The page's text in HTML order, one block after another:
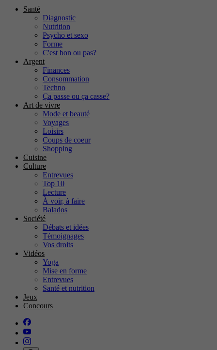
Santé
Diagnostic
Nutrition
Psycho et sexo
Forme
C'est bon ou pas?
Argent
Finances
Consommation
Techno
Ça passe ou ça casse?
Art de vivre
Mode et beauté
Voyages
Loisirs
Coups de coeur
Shopping
Cuisine
Culture
Entrevues
Top 10
Lecture
À voir, à faire
Balados
Société
Débats et idées
Témoignages
Vos droits
Vidéos
Yoga
Mise en forme
Entrevues
Santé et nutrition
Jeux
Concours